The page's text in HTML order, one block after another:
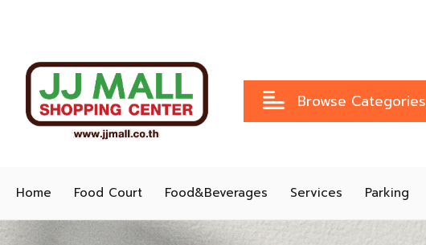
Browse Categories
Home Food Court Food&Beverages Services Parking